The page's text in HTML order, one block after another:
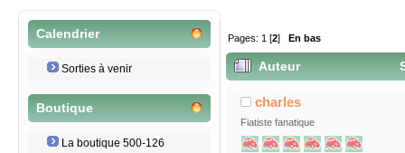
Calendrier
Sorties à venir
Boutique
La boutique 500-126
Pages: 1 [2] En bas
Auteur
charles
Fiatiste fanatique